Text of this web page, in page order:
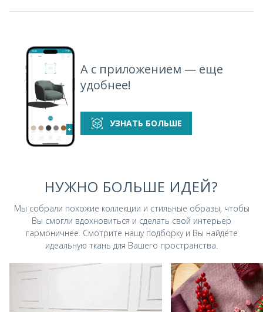
А с приложением — еще
удобнее!
УЗНАТЬ БОЛЬШЕ
НУЖНО БОЛЬШЕ ИДЕЙ?
Мы собрали похожие коллекции и стильные образы, чтобы
Вы смогли вдохновиться и сделать свой интерьер
гармоничнее. Смотрите нашу подборку и Вы найдёте
идеальную ткань для Вашего пространства.